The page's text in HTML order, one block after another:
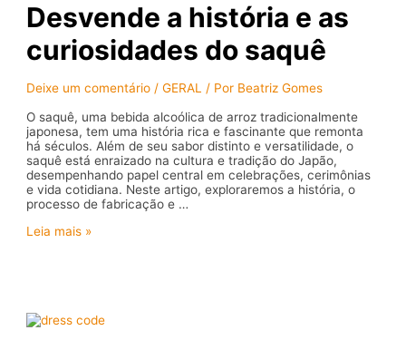
residencial
Desvende a história e as
curiosidades do saquê
Deixe um comentário /GERAL / Por Beatriz Gomes
O saquê, uma bebida alcoólica de arroz tradicionalmente
japonesa, tem uma história rica e fascinante que remonta
há séculos. Além de seu sabor distinto e versatilidade, o
saquê está enraizado na cultura e tradição do Japão,
desempenhando papel central em celebrações, cerimônias
e vida cotidiana. Neste artigo, exploraremos a história, o
processo de fabricação e …
Desvende
do
saquê
Leia mais »